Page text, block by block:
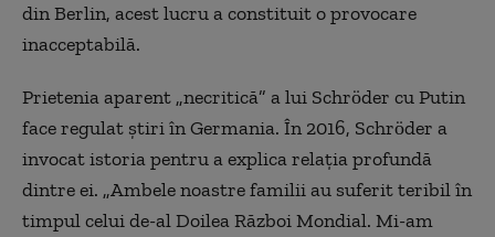
din Berlin, acest lucru a constituit o provocare
inacceptabilă.
Prietenia aparent „necritică” a lui Schröder cu Putin
face regulat știri în Germania. În 2016, Schröder a
invocat istoria pentru a explica relația profundă
dintre ei. „Ambele noastre familii au suferit teribil în
timpul celui de-al Doilea Război Mondial. Mi-am